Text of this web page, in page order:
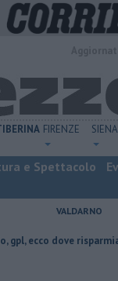
FIRENZE SIENA
e Spettacolo
VALDARNO